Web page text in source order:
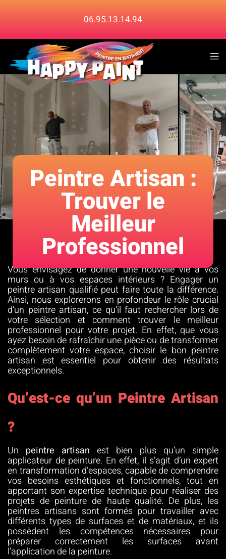
06.95.13.14.94
Peintre Artisan :
Trouver le
Meilleur
Professionnel
Vous envisagez de donner une nouvelle vie à vos
murs ou à vos espaces intérieurs ? Engager un
peintre artisan qualifié peut faire toute la différence.
Ainsi, nous explorerons en profondeur le rôle crucial
d’un peintre artisan, ce qu’il faut rechercher lors de
votre sélection et comment trouver le meilleur
professionnel pour votre projet. En effet, que vous
ayez besoin de rafraîchir une pièce ou de transformer
complètement votre espace, choisir le bon peintre
artisan est essentiel pour obtenir des résultats
exceptionnels.
Qu’est-ce qu’un Peintre Artisan
?
Un peintre artisan est bien plus qu’un simple
applicateur de peinture. En effet, il s’agit d’un expert
en transformation d’espaces, capable de comprendre
vos besoins esthétiques et fonctionnels, tout en
apportant son expertise technique pour réaliser des
projets de peinture de haute qualité. De plus, les
peintres artisans sont formés pour travailler avec
différents types de surfaces et de matériaux, et ils
possèdent les compétences nécessaires pour
préparer correctement les surfaces avant
l’application de la peinture.